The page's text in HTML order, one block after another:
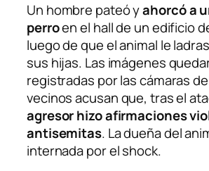
Un hombre pateó yahorcó a
perroen el hall de un edificio
luego de que el animal le
sus hijas. Las imágenes
registradas por las cámaras
vecinos acusan que, tras el
agresor hizo afirmaciones
antisemitas. La dueña del
internada por el shock.